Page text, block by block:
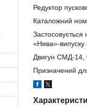
Редуктор
Каталожний
«Нива»-випуску
Двигун СМД-
Призначений